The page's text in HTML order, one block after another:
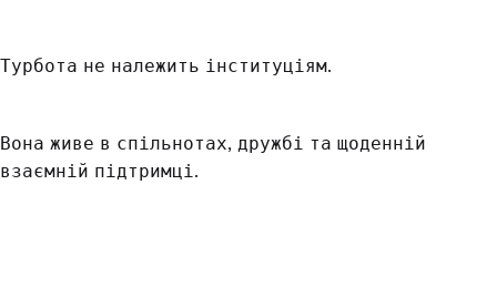
Турбота не належить інституціям.
Вона живе в спільнотах, дружбі та щоденній
взаємній підтримці.